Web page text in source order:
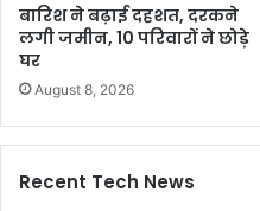
बारिश ने बढ़ाई दहशत, दरकने
लगी जमीन, 10 परिवारों ने छोड़े
घर
August 8, 2026
Recent Tech News